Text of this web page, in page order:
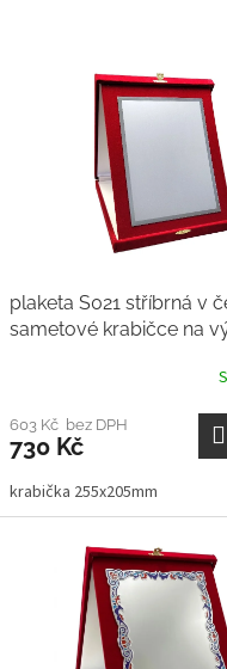
plaketa S021 stříbrná v
sametové krabičce na
603 Kč bez DPH
730 Kč
krabička 255x205mm